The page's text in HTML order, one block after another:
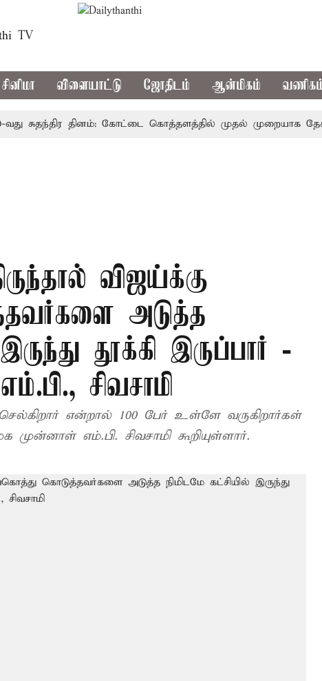
TV
சினிமா விளையாட்டு ஜோதிடம் ஆன்மிகம்
சுதந்திர தினம்: கோட்டை கொத்தளத்தில் முதல் முறையாக தேசிய
விஜய்க்கு
அடுத்த
தூக்கி இருப்பார் -
சிவசாமி
என்றால் 100 பேர் உள்ளே வருகிறார்கள்
எம்.பி. சிவசாமி கூறியுள்ளார்.